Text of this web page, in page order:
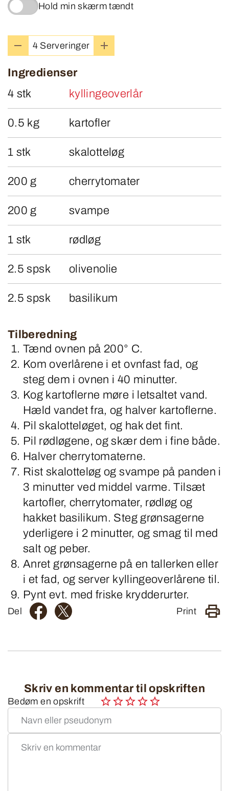
Hold min skærm tændt
4 Serveringer
Ingredienser
4 stk
kyllingeoverlår
0.5 kg kartofler
1 stk skalotteløg
200 g cherrytomater
200 g svampe
1 stk rødløg
2.5 spsk olivenolie
2.5 spsk basilikum
Tilberedning
Tænd ovnen på 200° C.
Kom overlårene i et ovnfast fad, og
steg dem i ovnen i 40 minutter.
Kog kartoflerne møre i letsaltet vand.
Hæld vandet fra, og halver kartoflerne.
Pil skalotteløget, og hak det fint.
Pil rødløgene, og skær dem i fine både.
Halver cherrytomaterne.
Rist skalotteløg og svampe på panden i
3 minutter ved middel varme. Tilsæt
kartofler, cherrytomater, rødløg og
hakket basilikum. Steg grønsagerne
yderligere i 2 minutter, og smag til med
salt og peber.
Anret grønsagerne på en tallerken eller
i et fad, og server kyllingeoverlårene til.
Pynt evt. med friske krydderurter.
Del Print
Skriv en kommentar til opskriften
Bedøm en opskrift